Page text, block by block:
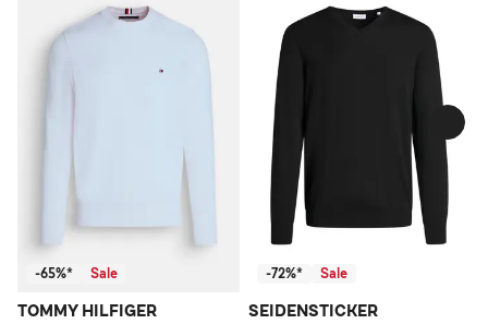
-65%* Sale
TOMMY HILFIGER
-72%* Sale
SEIDENSTICKER